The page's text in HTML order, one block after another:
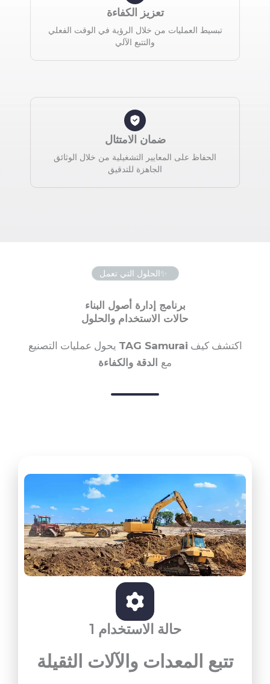
تعزيز الكفاءة
تبسيط العمليات من خلال الرؤية في الوقت الفعلي
والتتبع الآلي
ضمان الامتثال
الحفاظ على المعايير التشغيلية من خلال الوثائق
الجاهزة للتدقيق
الحلول التي تعمل
برنامج إدارة أصول البناء
حالات الاستخدام والحلول
اكتشف كيف TAG Samuraiيحول عمليات التصنيع
معالدقة والكفاءة
حالة الاستخدام 1
تتبع المعدات والآلات الثقيلة